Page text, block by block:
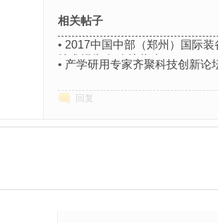
相关帖子
• 2017中国中部（郑州）国际
技术报告会 会议指南
• 产学研用专家齐聚科技创新论
回复